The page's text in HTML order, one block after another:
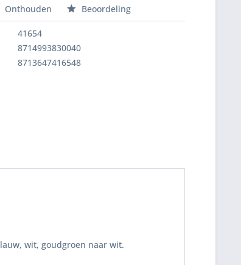
Onthouden Beoordeling
41654
8714993830040
8713647416548
wit, goudgroen naar wit.